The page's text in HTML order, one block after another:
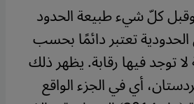
وقبل كلّ شيء طبيعة الحدود
تعتبر دائمًا بحسب
توجد فيها رقابة. يظهر ذلك
أي في الجزء الواقع